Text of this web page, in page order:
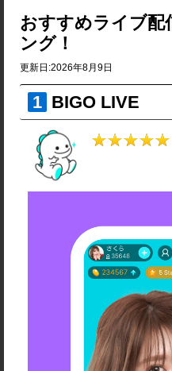
おすすめライブ配
ング！
更新日:2026年8月9日
BIGO LIVE